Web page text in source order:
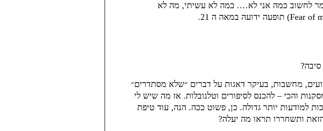
לחשוב כמה אני לא…. כמה לא עשיתי, מה לא
מחשבות, בעיקר דאגות על דברים ״שלא מסתדרים״
והכי – להכנס לסיפורים וטלנובלות. אז מה שיש לי
למודעות יותר גדולה. כן, פשוט ככה. הנה, עוד טיפת
ותשחררו תראו מה יעלה?